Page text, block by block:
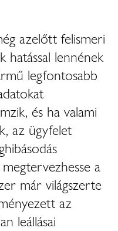
azelőtt felismeri
hatással lennének
legfontosabb
és ha valami
az ügyfelet
a
már világszerte
az
leállásai